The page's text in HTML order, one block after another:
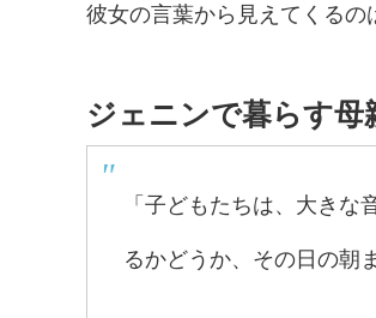
彼女の言葉から見えてくるの
ジェニンで暮らす母
「子どもたちは、大き
るかどうか、その日の朝